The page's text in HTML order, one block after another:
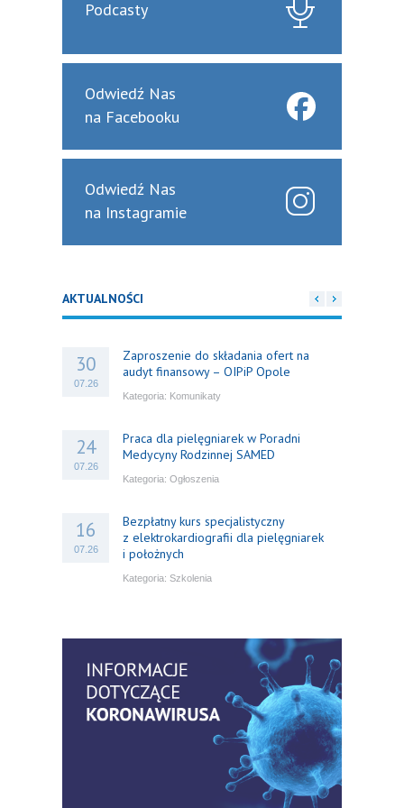
Podcasty
Odwiedź Nas
na Facebooku
Odwiedź Nas
na Instagramie
AKTUALNOŚCI
30
07.26
Zaproszenie do składania ofert na
audyt finansowy – OIPiP Opole
Kategoria: Komunikaty
24
07.26
Praca dla pielęgniarek w Poradni
Medycyny Rodzinnej SAMED
Kategoria: Ogłoszenia
16
07.26
Bezpłatny kurs specjalistyczny
z elektrokardiografii dla pielęgniarek
i położnych
Kategoria: Szkolenia
praktyki – aktualny konsensus ekspertów
w dostępie naczyniowym
Kategoria:Szkolenia
06
Zaproszenie na Ogólnopolską
Konferencję Naukową „Terminologia
w pielęgniarstwie – komunikacja,
standaryzacja, praktyka”